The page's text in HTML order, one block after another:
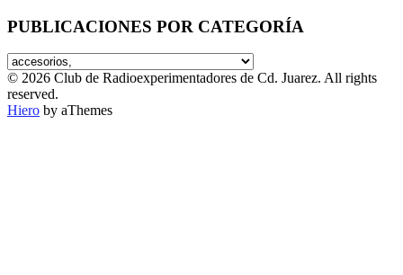
PUBLICACIONES POR CATEGORÍA
PUBLICACIONES
POR
CATEGORÍA
© 2026 Club de Radioexperimentadores de Cd. Juarez. All rights
reserved.
Hiero by aThemes